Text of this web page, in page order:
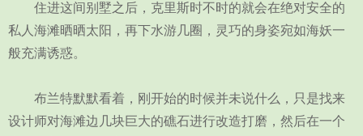
住进这间别墅之后，克里斯时不时的就会在绝对安全的
私人海滩晒晒太阳，再下水游几圈，灵巧的身姿宛如海妖一
般充满诱惑。
布兰特默默看着，刚开始的时候并未说什么，只是找来
设计师对海滩边几块巨大的礁石进行改造打磨，然后在一个